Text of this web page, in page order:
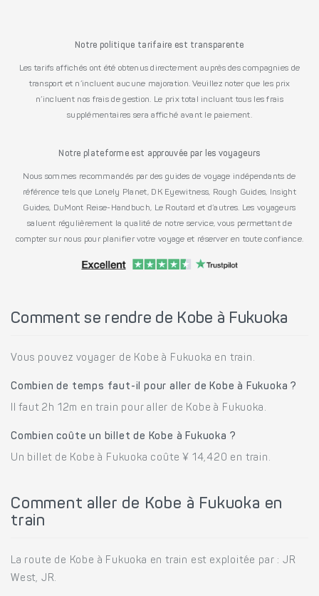
Notre politique tarifaire est transparente
Les tarifs affichés ont été obtenus directement auprès des compagnies de
transport et n’incluent aucune majoration. Veuillez noter que les prix
n’incluent nos frais de gestion. Le prix total incluant tous les frais
supplémentaires sera affiché avant le paiement.
Notre plateforme est approuvée par les voyageurs
Nous sommes recommandés par des guides de voyage indépendants de
référence tels que Lonely Planet, DK Eyewitness, Rough Guides, Insight
Guides, DuMont Reise-Handbuch, Le Routard et d’autres. Les voyageurs
saluent régulièrement la qualité de notre service, vous permettant de
compter sur nous pour planifier votre voyage et réserver en toute confiance.
Comment se rendre de Kobe à Fukuoka
Vous pouvez voyager de Kobe à Fukuoka en train.
Combien de temps faut-il pour aller de Kobe à Fukuoka ?
Il faut 2h 12m en train pour aller de Kobe à Fukuoka.
Combien coûte un billet de Kobe à Fukuoka ?
Un billet de Kobe à Fukuoka coûte ¥ 14,420 en train.
Comment aller de Kobe à Fukuoka en
train
La route de Kobe à Fukuoka en train est exploitée par : JR
West, JR.